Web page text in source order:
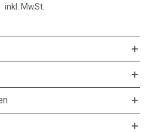
inkl. MwSt.